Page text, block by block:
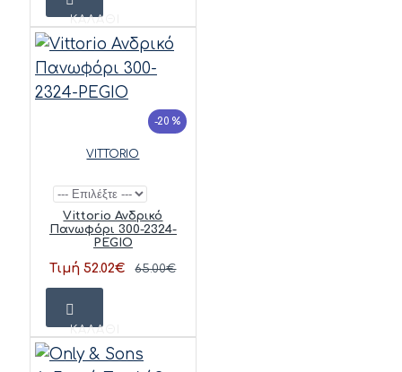
ΚΑΛΆΘΙ
-20 %
VITTORIO
Vittorio Ανδρικό
Πανωφόρι 300-2324-
PEGIO
Τιμή 52.02€ 65.00€
ΚΑΛΆΘΙ